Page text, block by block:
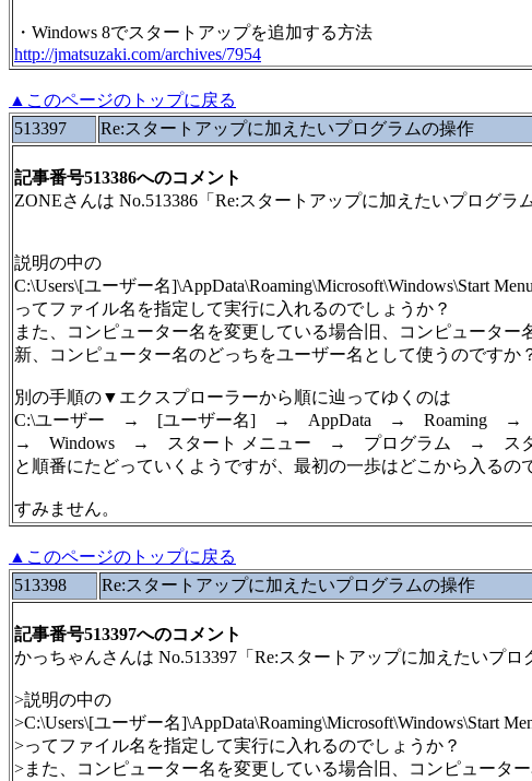
・Windows 8でスタートアップを追加する方法
http://jmatsuzaki.com/archives/7954
▲このページのトップに戻る
513397
Re:スタートアップに加えたいプログラムの操作
記事番号513386へのコメント
ZONEさんは No.513386「Re:スタートアップに加えたいプログラ
説明の中の
C:\Users\[ユーザー名]\AppData\Roaming\Microsoft\Windows\Start
ってファイル名を指定して実行に入れるのでしょうか？
また、コンピューター名を変更している場合旧、コンピューター
新、コンピューター名のどっちをユーザー名として使うのですか
別の手順の▼エクスプローラーから順に辿ってゆくのは
C:\ユーザー → [ユーザー名] → AppData → Roaming →
→ Windows → スタート メニュー → プログラム → スタ
と順番にたどっていくようですが、最初の一歩はどこから入るの
すみません。
▲このページのトップに戻る
513398
Re:スタートアップに加えたいプログラムの操作
記事番号513397へのコメント
かっちゃんさんは No.513397「Re:スタートアップに加えたいプロ
>説明の中の
>C:\Users\[ユーザー名]\AppData\Roaming\Microsoft\Windows\Start
>ってファイル名を指定して実行に入れるのでしょうか？
>また、コンピューター名を変更している場合旧、コンピューター